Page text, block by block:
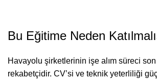
Bu Eğitime Neden
Havayolu şirketlerinin işe alım süreci
rekabetçidir. CV’si ve teknik yeterliliği